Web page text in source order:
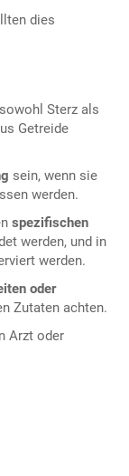
dies
Sterz als
Getreide
sein, wenn sie
werden.
spezifischen
werden, und in
werden.
oder
Zutaten achten.
Arzt oder